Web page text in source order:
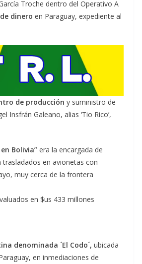
Troche dentro del Operativo A
dinero en Paraguay, expediente al
de producción y suministro de
Galeano, alias ‘Tio Rico’,
Bolivia” era la encargada de
en avionetas con
muy cerca de la frontera
denominada ´El Codo´, ubicada
en inmediaciones de